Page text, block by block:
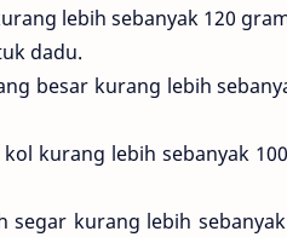
lebih sebanyak 120
dadu.
besar kurang lebih
kurang lebih sebanyak
segar kurang lebih